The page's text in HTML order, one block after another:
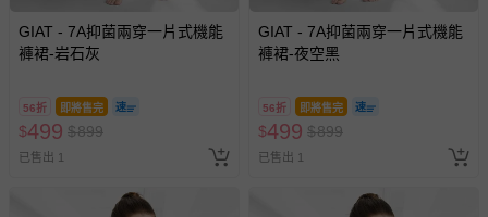
GIAT - 7A抑菌兩穿一片式機能
褲裙-岩石灰
56折 即將售完
$499 $899
已售出 1
GIAT - 7A抑菌兩穿一片式機能
褲裙-夜空黑
56折 即將售完
$499 $899
已售出 1